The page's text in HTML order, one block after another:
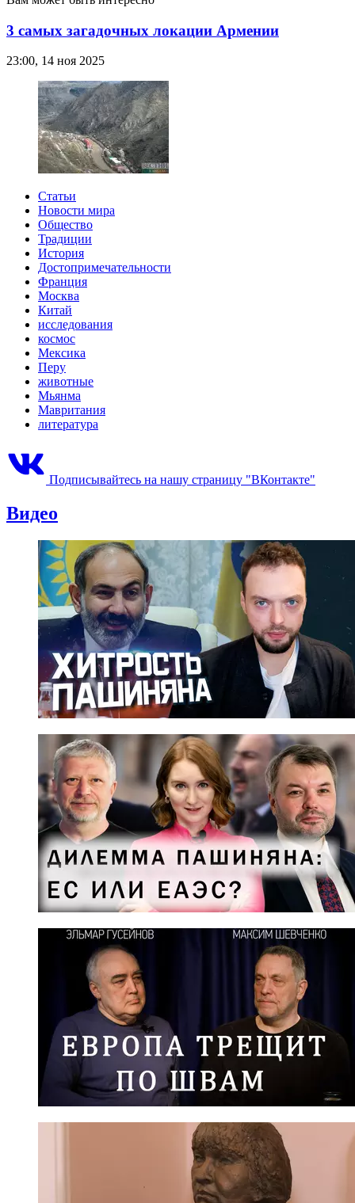
3 самых загадочных локации Армении
23:00, 14 ноя 2025
Статьи
Новости мира
Общество
Традиции
История
Достопримечательности
Франция
Москва
Китай
исследования
космос
Мексика
Перу
животные
Мьянма
Мавритания
литература
Подписывайтесь на нашу страницу "ВКонтакте"
Видео